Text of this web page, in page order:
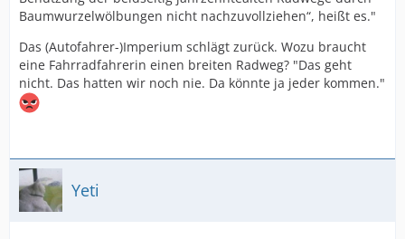
Baumwurzelwölbungen nicht nachzuvollziehen“, heißt es."
Das (Autofahrer-)Imperium schlägt zurück. Wozu braucht
eine Fahrradfahrerin einen breiten Radweg? "Das geht
nicht. Das hatten wir noch nie. Da könnte ja jeder kommen."
Yeti